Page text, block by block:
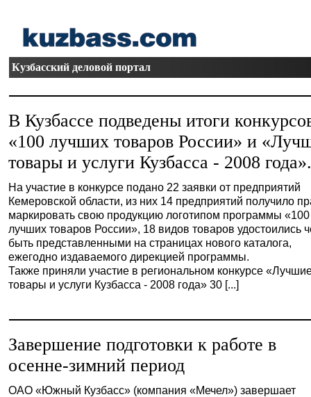
Кузбасский деловой портал
В Кузбассе подведены итоги
«100 лучших товаров России» и
товары и услуги Кузбасса - 2008
На участие в конкурсе подано 22 заявки от предприятий
Кемеровской области, из них 14 предприятий получило
маркировать свою продукцию логотипом программы «100
лучших товаров России», 18 видов товаров удостоились
быть представленными на страницах нового каталога,
ежегодно издаваемого дирекцией программы.
Также приняли участие в региональном конкурсе
товары и услуги Кузбасса - 2008 года» 30 [...]
Завершение подготовки к работе в
осенне-зимний период
ОАО «Южный Кузбасс» (компания «Мечел») завершает